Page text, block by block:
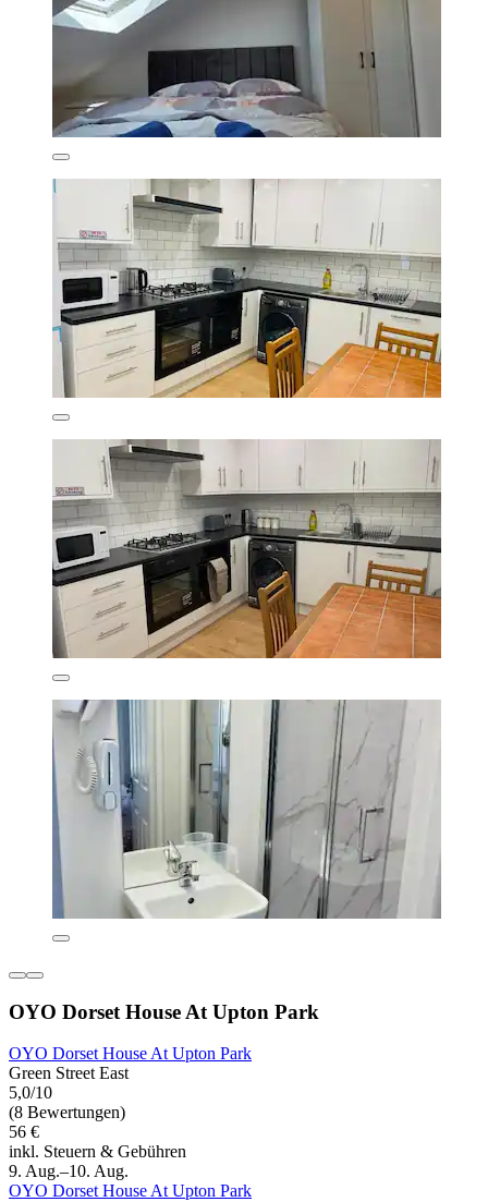
OYO Dorset House At Upton Park
OYO Dorset House At Upton Park
Green Street East
5,0/10
(8 Bewertungen)
56 €
inkl. Steuern & Gebühren
9. Aug.–10. Aug.
OYO Dorset House At Upton Park